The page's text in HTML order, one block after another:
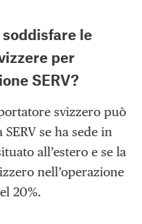
le
per
SERV?
svizzero può
se ha sede in
all’estero e se la
nell’operazione
20%.